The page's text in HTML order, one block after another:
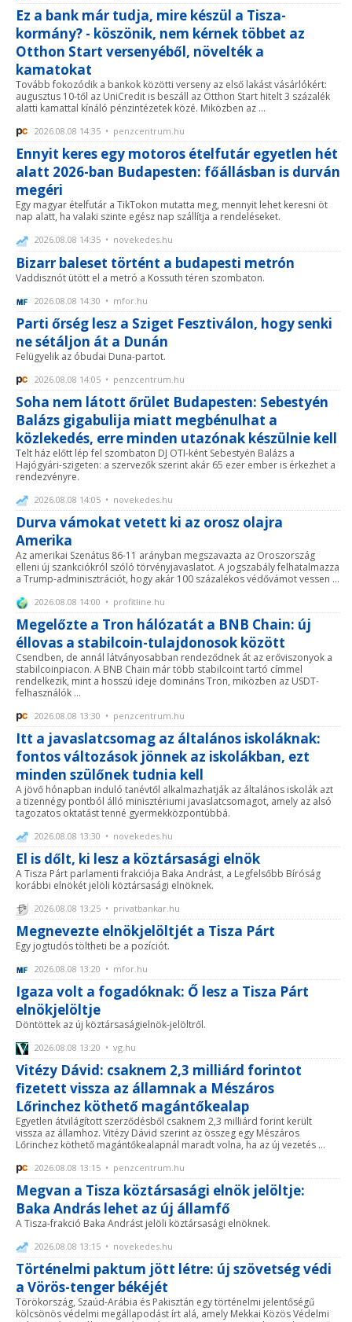
Ez a bank már tudja, mire készül a Tisza-
kormány? - köszönik, nem kérnek többet az
Otthon Start versenyéből, növelték a
kamatokat
Tovább fokozódik a bankok közötti verseny az első lakást vásárlókért:
augusztus 10-től az UniCredit is beszáll az Otthon Start hitelt 3 százalék
alatti kamattal kínáló pénzintézetek közé. Miközben az ...
2026.08.08 14:35 • penzcentrum.hu
Ennyit keres egy motoros ételfutár egyetlen hét
alatt 2026-ban Budapesten: főállásban is durván
megéri
Egy magyar ételfutár a TikTokon mutatta meg, mennyit lehet keresni öt
nap alatt, ha valaki szinte egész nap szállítja a rendeléseket.
2026.08.08 14:35 • novekedes.hu
Bizarr baleset történt a budapesti metrón
Vaddisznót ütött el a metró a Kossuth téren szombaton.
2026.08.08 14:30 • mfor.hu
Parti őrség lesz a Sziget Fesztiválon, hogy senki
ne sétáljon át a Dunán
Felügyelik az óbudai Duna-partot.
2026.08.08 14:05 • penzcentrum.hu
Soha nem látott őrület Budapesten: Sebestyén
Balázs gigabulija miatt megbénulhat a
közlekedés, erre minden utazónak készülnie kell
Telt ház előtt lép fel szombaton DJ OTI-ként Sebestyén Balázs a
Hajógyári-szigeten: a szervezők szerint akár 65 ezer ember is érkezhet a
rendezvényre.
2026.08.08 14:05 • novekedes.hu
Durva vámokat vetett ki az orosz olajra
Amerika
Az amerikai Szenátus 86-11 arányban megszavazta az Oroszország
elleni új szankciókról szóló törvényjavaslatot. A jogszabály felhatalmazza
a Trump-adminisztrációt, hogy akár 100 százalékos védővámot vessen ...
2026.08.08 14:00 • profitline.hu
Megelőzte a Tron hálózatát a BNB Chain: új
éllovas a stabilcoin-tulajdonosok között
Csendben, de annál látványosabban rendeződnek át az erőviszonyok a
stabilcoinpiacon. A BNB Chain már több stabilcoint tartó címmel
rendelkezik, mint a hosszú ideje domináns Tron, miközben az USDT-
felhasználók ...
2026.08.08 13:30 • penzcentrum.hu
Itt a javaslatcsomag az általános iskoláknak:
fontos változások jönnek az iskolákban, ezt
minden szülőnek tudnia kell
A jövő hónapban induló tanévtől alkalmazhatják az általános iskolák azt
a tizennégy pontból álló minisztériumi javaslatcsomagot, amely az alsó
tagozatos oktatást tenné gyermekközpontúbbá.
2026.08.08 13:30 • novekedes.hu
El is dőlt, ki lesz a köztársasági elnök
A Tisza Párt parlamenti frakciója Baka Andrást, a Legfelsőbb Bíróság
korábbi elnökét jelöli köztársasági elnöknek.
2026.08.08 13:25 • privatbankar.hu
Megnevezte elnökjelöltjét a Tisza Párt
Egy jogtudós töltheti be a pozíciót.
2026.08.08 13:20 • mfor.hu
Igaza volt a fogadóknak: Ő lesz a Tisza Párt
elnökjelöltje
Döntöttek az új köztársaságielnök-jelöltről.
2026.08.08 13:20 • vg.hu
Vitézy Dávid: csaknem 2,3 milliárd forintot
fizetett vissza az államnak a Mészáros
Lőrinchez köthető magántőkealap
Egyetlen átvilágított szerződésből csaknem 2,3 milliárd forint került
vissza az államhoz. Vitézy Dávid szerint az összeg egy Mészáros
Lőrinchez köthető magántőkealapnál maradt volna, ha az új vezetés ...
2026.08.08 13:15 • penzcentrum.hu
Megvan a Tisza köztársasági elnök jelöltje:
Baka András lehet az új államfő
A Tisza-frakció Baka Andrást jelöli köztársasági elnöknek.
2026.08.08 13:15 • novekedes.hu
Történelmi paktum jött létre: új szövetség védi
a Vörös-tenger békéjét
Törökország, Szaúd-Arábia és Pakisztán egy történelmi jelentőségű
kölcsönös védelmi megállapodást írt alá, amely Mekkai Közös Védelmi